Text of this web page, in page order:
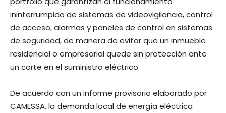
ininterrumpido de sistemas de videovigilancia, control
de acceso, alarmas y paneles de control en sistemas
de seguridad, de manera de evitar que un inmueble
residencial o empresarial quede sin protección ante
un corte en el suministro eléctrico.
De acuerdo con un informe provisorio elaborado por
CAMESSA, la demanda local de energía eléctrica